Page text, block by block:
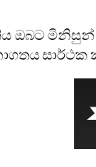
ඔබට මිනිසුන්
සාර්ථක